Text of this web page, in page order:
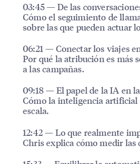
03:45 — De las
Cómo el seguimiento de
sobre las que pueden actuar
06:21 — Conectar los viajes
Por qué la atribución es más
a las campañas.
09:18 — El papel de la IA en
Cómo la inteligencia
escala.
12:42 — Lo que realmente
Chris explica cómo medir las